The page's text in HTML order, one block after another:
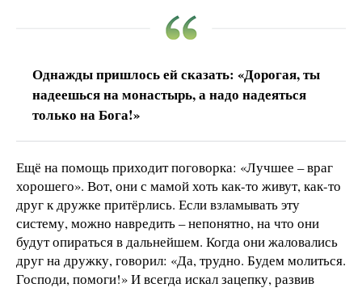
Однажды пришлось ей сказать: «Дорогая, ты
надеешься на монастырь, а надо надеяться
только на Бога!»
Ещё на помощь приходит поговорка: «Лучшее – враг
хорошего». Вот, они с мамой хоть как-то живут, как-то
друг к дружке притёрлись. Если взламывать эту
систему, можно навредить – непонятно, на что они
будут опираться в дальнейшем. Когда они жаловались
друг на дружку, говорил: «Да, трудно. Будем молиться.
Господи, помоги!» И всегда искал зацепку, развив